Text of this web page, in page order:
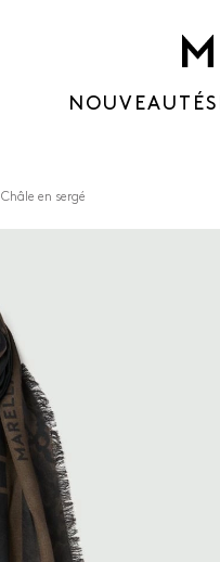
NOUVEAUTÉS
Châle en sergé